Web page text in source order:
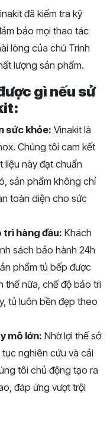
đã kiểm tra kỹ
bảo mọi thao tác
lòng của chú Trinh
lượng sản phẩm.
gì nếu sử
sức khỏe: Vinakit là
Chúng tôi cam kết
liệu này đạt chuẩn
sản phẩm không chỉ
toàn diện cho sức
trì hàng đầu: Khách
sách bảo hành 24h
phẩm tủ bếp được
thế nữa, chế độ bảo trì
tủ luôn bền đẹp theo
mô lớn: Nhờ lợi thế sở
nghiên cứu và cải
tôi chủ động tạo ra
đáp ứng vượt trội